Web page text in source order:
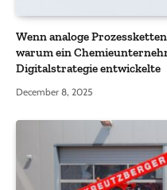
Wenn analoge
warum ein
Digitalstrategie entwickelte
December 8, 2025